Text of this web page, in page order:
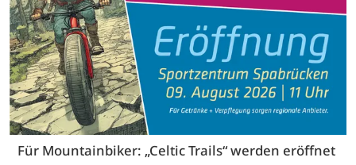
Für Mountainbiker: „Celtic Trails“ werden eröffnet